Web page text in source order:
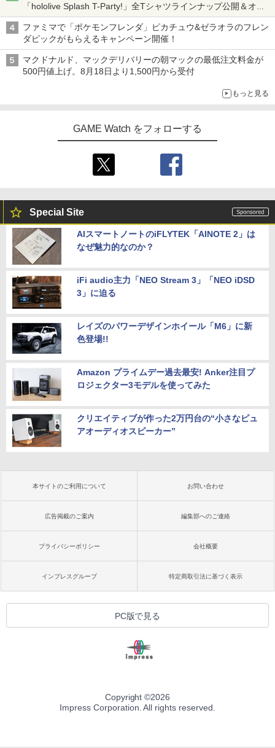
「hololive Splash T-Party!」全Tシャツラインナップ公開＆オン
ライン販売開始
ファミマで「ポケモンフレンダ」ピカチュウ&ゼラオラのフレン
ダピックがもらえるキャンペーン開催！
マクドナルド、マックデリバリーの朝マックの最低注文料金が
500円値上げ。8月18日より1,500円から受付
もっと見る
GAME Watch をフォローする
Special Site
AIスマートノートのiFLYTEK「AINOTE 2」は
なぜ魅力的なのか？
iFi audio主力「NEO Stream 3」「NEO iDSD
3」に迫る
レイズのパワーデザインホイール「M6」に新
色登場!!
Amazon プライムデー過去最安! Anker注目プ
ロジェクター3モデルを使ってみた
クリエイティブが作った2万円台の“小さなピュ
アオーディオスピーカー”
本サイトのご利用について お問い合わせ
広告掲載のご案内 編集部へのご連絡
プライバシーポリシー 会社概要
インプレスグループ 特定商取引法に基づく表示
PC版で見る
Copyright ©2026
Impress Corporation. All rights reserved.